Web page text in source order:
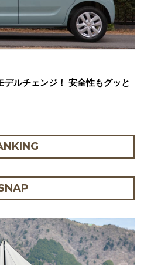
デルチェンジ！ 安全性もグッと